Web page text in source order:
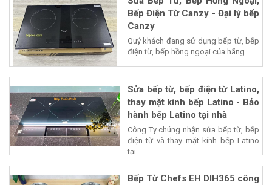
Bếp Điện Từ Canzy - Đại lý bếp
Canzy
Quý khách đang sử dụng bếp từ, bếp
điện từ, bếp hồng ngoại của hãng...
Sửa bếp từ, bếp điện từ Latino,
thay mặt kính bếp Latino - Bảo
hành bếp Latino tại nhà
Công Ty chúng nhận sửa bếp từ, bếp
điện từ và thay mặt kính bếp Latino
tại...
Bếp Từ Chefs EH DIH365 công